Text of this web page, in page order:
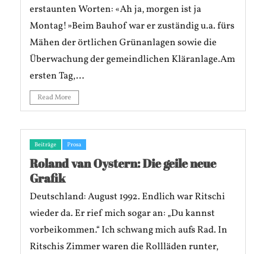
erstaunten Worten: «Ah ja, morgen ist ja
Montag!»Beim Bauhof war er zuständig u.a. fürs
Mähen der örtlichen Grünanlagen sowie die
Überwachung der gemeindlichen Kläranlage.Am
ersten Tag,...
Read More
Beiträge Prosa
Roland van Oystern: Die geile neue
Grafik
Deutschland: August 1992. Endlich war Ritschi
wieder da. Er rief mich sogar an: „Du kannst
vorbeikommen.“ Ich schwang mich aufs Rad. In
Ritschis Zimmer waren die Rollläden runter,